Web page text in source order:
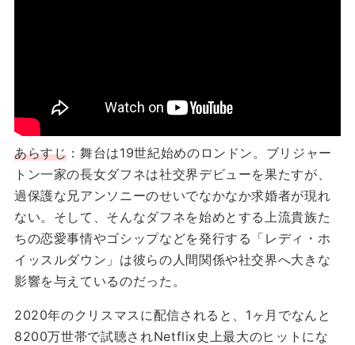
あらすじ ：舞台は19世紀始めのロンドン。ブリジャー
トン一家の長女ダフネは社交界デビューを果たすが、
過保護な兄アンソニーのせいでなかなか求婚者が現れ
ない。そして、そんなダフネを始めとする上流貴族た
ちの恋愛事情やゴシップなどを発行する「レディ・ホ
イッスルダウン」は彼らの人間関係や社交界へ大きな
影響を与えているのだった。
2020年のクリスマスに配信されると、1ヶ月でなんと
8200万世帯で試聴されNetflix史上最大のヒットにな